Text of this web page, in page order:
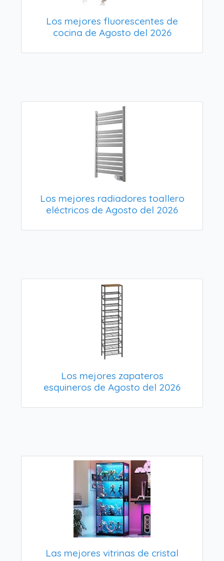
Los mejores fluorescentes de
cocina de Agosto del 2026
Los mejores radiadores toallero
eléctricos de Agosto del 2026
Los mejores zapateros
esquineros de Agosto del 2026
Las mejores vitrinas de cristal